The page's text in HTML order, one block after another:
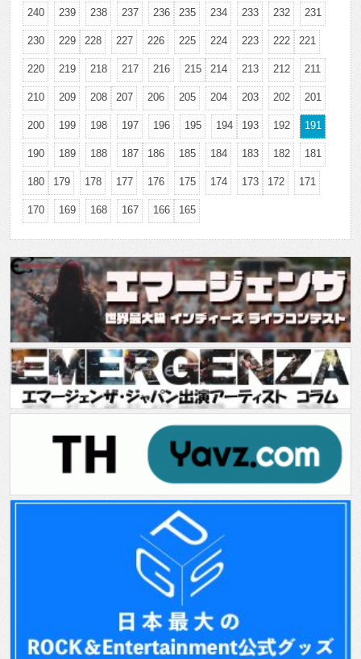
240 239 238 237 236 235 234 233 232 231
230 229 228 227 226 225 224 223 222 221
220 219 218 217 216 215 214 213 212 211
210 209 208 207 206 205 204 203 202 201
200 199 198 197 196 195 194 193 192 191
190 189 188 187 186 185 184 183 182 181
180 179 178 177 176 175 174 173 172 171
170 169 168 167 166 165